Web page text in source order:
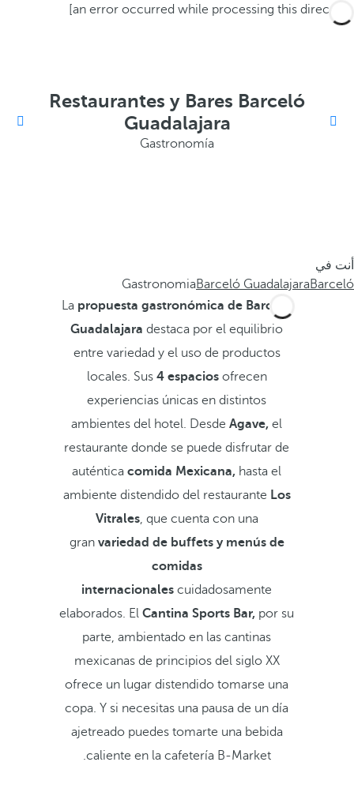
Restaurantes y Bares Barceló
Guadalajara
Gastronomía
أنت في
Barceló
Barceló Guadalajara
Gastronomia
La propuesta gastronómica de Barceló
Guadalajara destaca por el equilibrio
entre variedad y el uso de productos
locales. Sus 4 espaciosofrecen
experiencias únicas en distintos
ambientes del hotel. DesdeAgave, el
restaurante donde se puede disfrutar de
auténticacomida Mexicana, hasta el
ambiente distendido del restaurante Los
Vitrales, que cuenta con una
gran variedad de buffets y menús de
comidas
internacionales cuidadosamente
elaborados. ElCantina Sports Bar, por su
parte, ambientado en las cantinas
mexicanas de principios del siglo XX
ofrece un lugar distendido tomarse una
copa. Y si necesitas una pausa de un día
ajetreado puedes tomarte una bebida
caliente en la cafetería B-Market.